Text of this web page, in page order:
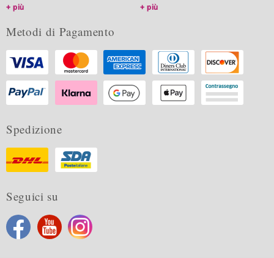
più
più
Metodi di Pagamento
Spedizione
Seguici su